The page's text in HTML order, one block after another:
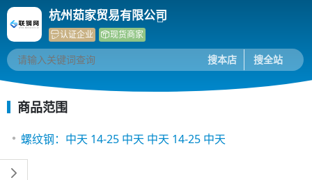
杭州茹家贸易有限公司
认证企业 现货商家
商品范围
螺纹钢：中天 14-25 中天 中天 14-25 中天